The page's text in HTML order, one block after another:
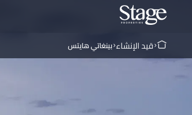
قيد الإنشاء بينغاتي هايتس